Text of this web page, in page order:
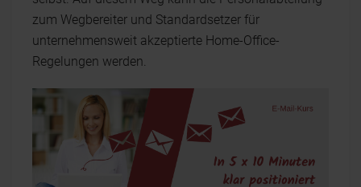
zum Wegbereiter und Standardsetzer für
unternehmensweit akzeptierte Home-Office-
Regelungen werden.